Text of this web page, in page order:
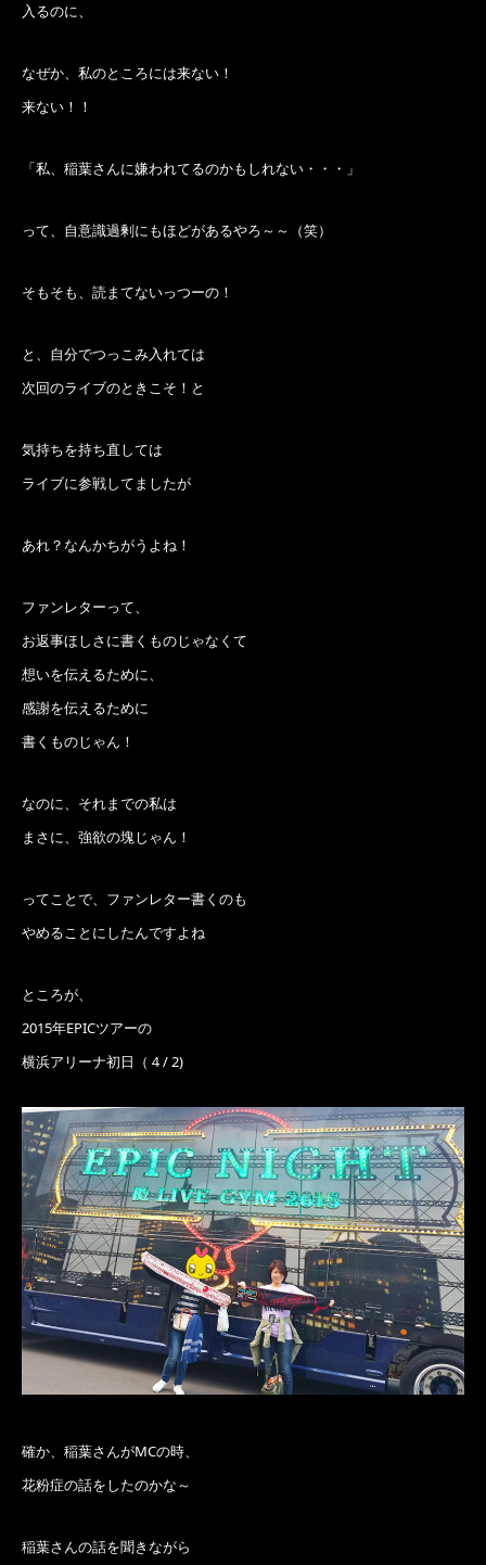
入るのに、
なぜか、私のところには来ない！
来ない！！
「私、稲葉さんに嫌われてるのかもしれない・・・」
って、自意識過剰にもほどがあるやろ～～（笑）
そもそも、読まてないっつーの！
と、自分でつっこみ入れては
次回のライブのときこそ！と
気持ちを持ち直しては
ライブに参戦してましたが
あれ？なんかちがうよね！
ファンレターって、
お返事ほしさに書くものじゃなくて
想いを伝えるために、
感謝を伝えるために
書くものじゃん！
なのに、それまでの私は
まさに、強欲の塊じゃん！
ってことで、ファンレター書くのも
やめることにしたんですよね
ところが、
2015年EPICツアーの
横浜アリーナ初日（４/ 2)
確か、稲葉さんがMCの時、
花粉症の話をしたのかな～
稲葉さんの話を聞きながら